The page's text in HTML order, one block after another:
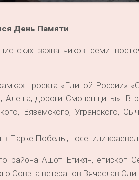
День Памяти
захватчиков семи
проекта «Единой России»
Алеша, дороги Смоленщины». В
Вяземского, Угранского,
Парке Победы, посетили
района Ашот Егикян, епископ
Совета ветеранов Вячеслав